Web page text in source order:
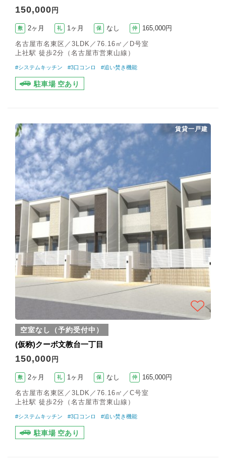
150,000 円
敷 2ヶ月 礼 1ヶ月 保 なし 仲 165,000円
名古屋市名東区／3LDK／76.16㎡／D号室
上社駅 徒歩2分（名古屋市営東山線）
#システムキッチン #3口コンロ #追い焚き機能
駐車場 空あり
空室なし（予約受付中）
(仮称)クーボ文教台一丁目
150,000 円
敷 2ヶ月 礼 1ヶ月 保 なし 仲 165,000円
名古屋市名東区／3LDK／76.16㎡／C号室
上社駅 徒歩2分（名古屋市営東山線）
賃貸一戸建
#システムキッチン #3口コンロ #追い焚き機能
駐車場 空あり